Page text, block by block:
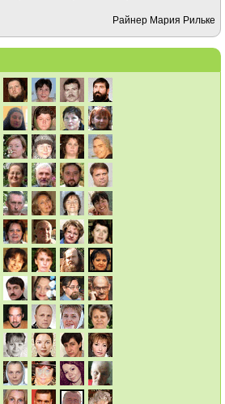
Райнер Мария Рильке